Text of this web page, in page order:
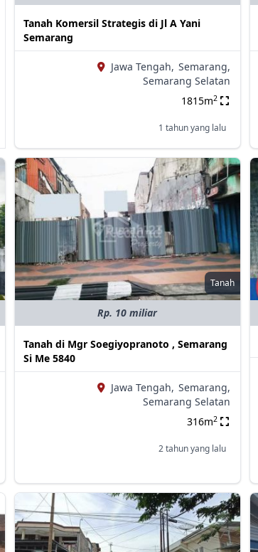
Tanah Komersil Strategis di Jl A Yani
Semarang
Jawa Tengah, Semarang,
Semarang Selatan
1815m2
1 tahun yang lalu
Tanah
Rp. 10 miliar
Tanah di Mgr Soegiyopranoto , Semarang
Si Me 5840
Jawa Tengah, Semarang,
Semarang Selatan
316m2
2 tahun yang lalu